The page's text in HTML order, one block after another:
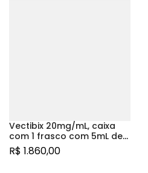
Vectibix 20mg/mL, caixa
com 1 frasco com 5mL de
solução de uso
intravenoso
R$ 1.860,00